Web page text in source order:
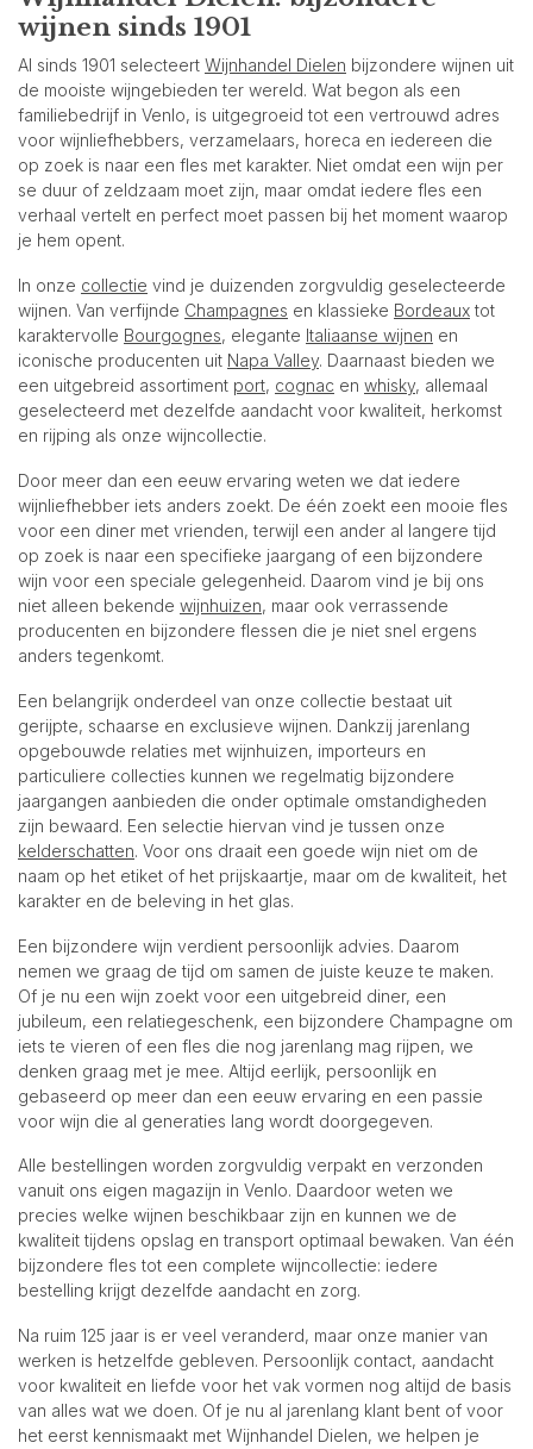
wijnen sinds 1901
Al sinds 1901 selecteert Wijnhandel Dielen bijzondere wijnen uit
de mooiste wijngebieden ter wereld. Wat begon als een
familiebedrijf in Venlo, is uitgegroeid tot een vertrouwd adres
voor wijnliefhebbers, verzamelaars, horeca en iedereen die
op zoek is naar een fles met karakter. Niet omdat een wijn per
se duur of zeldzaam moet zijn, maar omdat iedere fles een
verhaal vertelt en perfect moet passen bij het moment waarop
je hem opent.
In onze collectie vind je duizenden zorgvuldig geselecteerde
wijnen. Van verfijnde Champagnes en klassieke Bordeaux tot
karaktervolle Bourgognes, elegante Italiaanse wijnen en
iconische producenten uit Napa Valley. Daarnaast bieden we
een uitgebreid assortiment port, cognac en whisky, allemaal
geselecteerd met dezelfde aandacht voor kwaliteit, herkomst
en rijping als onze wijncollectie.
Door meer dan een eeuw ervaring weten we dat iedere
wijnliefhebber iets anders zoekt. De één zoekt een mooie fles
voor een diner met vrienden, terwijl een ander al langere tijd
op zoek is naar een specifieke jaargang of een bijzondere
wijn voor een speciale gelegenheid. Daarom vind je bij ons
niet alleen bekende wijnhuizen, maar ook verrassende
producenten en bijzondere flessen die je niet snel ergens
anders tegenkomt.
Een belangrijk onderdeel van onze collectie bestaat uit
gerijpte, schaarse en exclusieve wijnen. Dankzij jarenlang
opgebouwde relaties met wijnhuizen, importeurs en
particuliere collecties kunnen we regelmatig bijzondere
jaargangen aanbieden die onder optimale omstandigheden
zijn bewaard. Een selectie hiervan vind je tussen onze
kelderschatten. Voor ons draait een goede wijn niet om de
naam op het etiket of het prijskaartje, maar om de kwaliteit, het
karakter en de beleving in het glas.
Een bijzondere wijn verdient persoonlijk advies. Daarom
nemen we graag de tijd om samen de juiste keuze te maken.
Of je nu een wijn zoekt voor een uitgebreid diner, een
jubileum, een relatiegeschenk, een bijzondere Champagne om
iets te vieren of een fles die nog jarenlang mag rijpen, we
denken graag met je mee. Altijd eerlijk, persoonlijk en
gebaseerd op meer dan een eeuw ervaring en een passie
voor wijn die al generaties lang wordt doorgegeven.
Alle bestellingen worden zorgvuldig verpakt en verzonden
vanuit ons eigen magazijn in Venlo. Daardoor weten we
precies welke wijnen beschikbaar zijn en kunnen we de
kwaliteit tijdens opslag en transport optimaal bewaken. Van één
bijzondere fles tot een complete wijncollectie: iedere
bestelling krijgt dezelfde aandacht en zorg.
Na ruim 125 jaar is er veel veranderd, maar onze manier van
werken is hetzelfde gebleven. Persoonlijk contact, aandacht
voor kwaliteit en liefde voor het vak vormen nog altijd de basis
van alles wat we doen. Of je nu al jarenlang klant bent of voor
het eerst kennismaakt met Wijnhandel Dielen, we helpen je